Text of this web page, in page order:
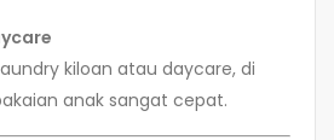
kiloan atau daycare, di
anak sangat cepat.